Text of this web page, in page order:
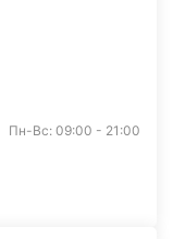
Пн-Вс: 09:00 - 21:00